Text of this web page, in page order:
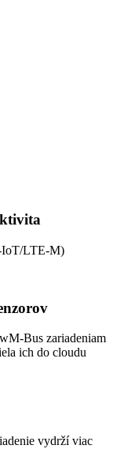
IoT/LTE-M)
Bus zariadeniam
ich do cloudu
vydrží viac